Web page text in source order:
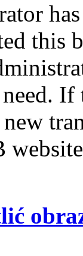
this
new